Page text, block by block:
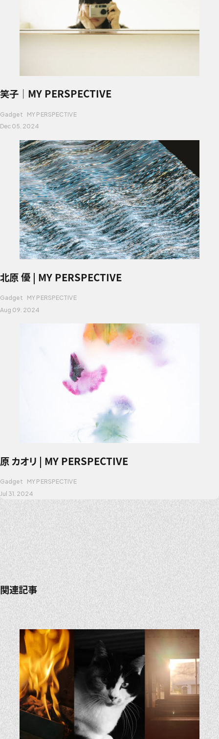
笑子｜MY PERSPECTIVE
Gadget
MY PERSPECTIVE
Dec 05. 2024
北原 優 | MY PERSPECTIVE
Gadget
MY PERSPECTIVE
Aug 09. 2024
原 カオリ | MY PERSPECTIVE
Gadget
MY PERSPECTIVE
Jul 31. 2024
関連記事